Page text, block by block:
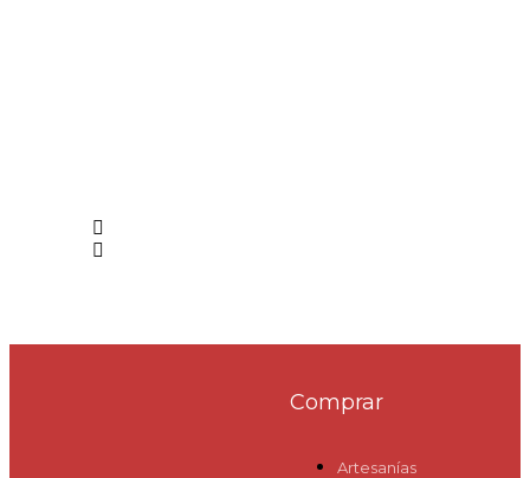
Comprar
Artesanías